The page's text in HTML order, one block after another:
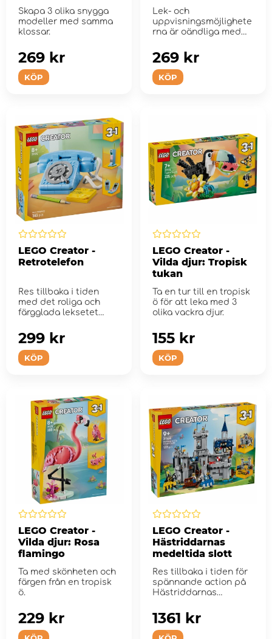
Skapa 3 olika snygga
modeller med samma
klossar.
KÖP
269 kr
Lek- och
uppvisningsmöjlighete
rna är oändliga med
Cr...
KÖP
269 kr
LEGO Creator -
Retrotelefon
Res tillbaka i tiden
med det roliga och
färgglada leksetet
Retrotelefon.
KÖP
299 kr
LEGO Creator -
Vilda djur: Tropisk
tukan
Ta en tur till en tropisk
ö för att leka med 3
olika vackra djur.
KÖP
155 kr
LEGO Creator -
Vilda djur: Rosa
flamingo
Ta med skönheten och
färgen från en tropisk
ö.
229 kr
LEGO Creator -
Hästriddarnas
medeltida slott
Res tillbaka i tiden för
spännande action på
Hästriddarnas
1361 kr